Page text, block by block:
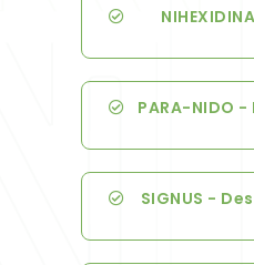
PARA-
SIGNUS -